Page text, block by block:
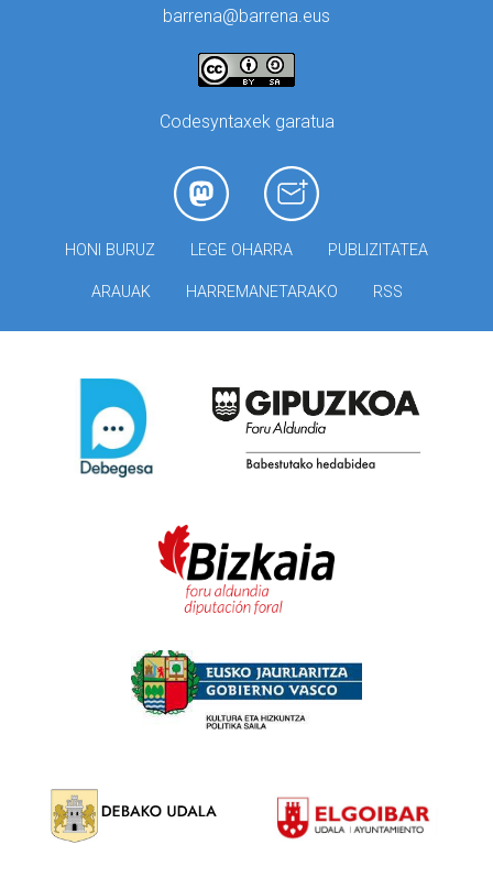
barrena@barrena.eus
Codesyntaxek garatua
HONI BURUZ LEGE OHARRA PUBLIZITATEA
ARAUAK HARREMANETARAKO RSS